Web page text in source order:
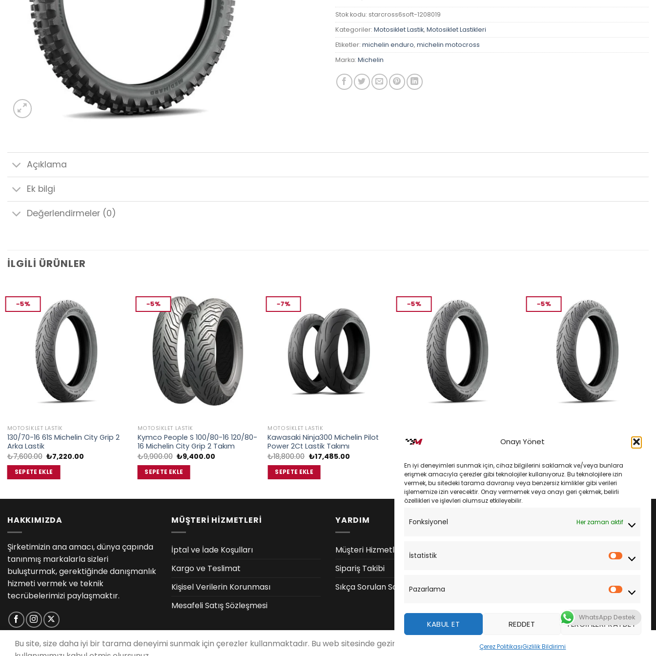
Onayı Yönet
En iyi deneyimleri sunmak için, cihaz bilgilerini saklamak ve/veya bunlara
erişmek amacıyla çerezler gibi teknolojiler kullanıyoruz. Bu teknolojilere izin
vermek, bu sitedeki tarama davranışı veya benzersiz kimlikler gibi verileri
işlememize izin verecektir. Onay vermemek veya onayı geri çekmek, belirli
özellikleri ve işlevleri olumsuz etkileyebilir.
Fonksiyonel Her zaman aktif
İstatistik İstatistik
Pazarlama
KABUL ET REDDET TERCIHLERI KAYDET
Çerez PolitikasıGizlilik Bildirimi
Stok kodu: starcross6soft-1208019
Kategoriler: Motosiklet Lastik, Motosiklet Lastikleri
Etiketler: michelin enduro, michelin motocross
Marka: Michelin
Açıklama
Ek bilgi
Değerlendirmeler (0)
İLGILI ÜRÜNLER
-5%
MOTOSIKLET LASTIK
130/70-16 61S Michelin City Grip 2
Arka Lastik
₺7,600.00 Orijinal
fiyat:
₺7,600.00.
₺7,220.00
SEPETE EKLE
-5%
MOTOSIKLET LASTIK
Kymco People S 100/80-16 120/80-
16 Michelin City Grip 2 Takım
₺9,900.00 Orijinal
fiyat:
₺9,900.00.
₺9,400.00Şu
SEPETE EKLE
-7%
MOTOSIKLET LASTIK
Kawasaki Ninja300 Michelin Pilot
Power 2Ct Lastik Takımı
₺18,800.00 Orijinal
fiyat:
₺18,800.00.
₺17,485.00Şu
SEPETE EKLE
-5%
110/70-16 52S Michelin City Grip 2
Ön Lastik
fiyat:
₺5,700.00.
andaki
fiyat:
₺5,415.00.
SEPETE EKLE
-5%
110/80-14 59S Michelin City Grip 2
Lastik
fiyat:
₺4,300.00.
andaki
fiyat:
₺4,085.00.
SEPETE EKLE
HAKKIMIZDA
Şirketimizin ana amacı, dünya çapında
tanınmış markalarla sizleri
buluşturmak, gerektiğinde danışmanlık
hizmeti vermek ve teknik
tecrübelerimizi paylaşmaktır.
MÜŞTERİ HİZMETLERİ
İptal ve İade Koşulları
Kargo ve Teslimat
Kişisel Verilerin Korunması
Mesafeli Satış Sözleşmesi
YARDIM
Müşteri Hizmetleri
Sipariş Takibi
Sıkça Sorulan Sorular
Bu site, size daha iyi bir tarama deneyimi sunmak için çerezler kullanmaktadır. Bu web sitesinde gezinerek, çerez
DAHA FAZLA BILGI
WhatsApp Destek